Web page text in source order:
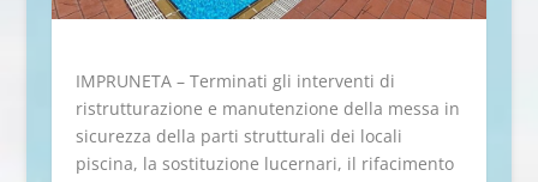
IMPRUNETA – Terminati gli interventi di
ristrutturazione e manutenzione della messa in
sicurezza della parti strutturali dei locali
piscina, la sostituzione lucernari, il rifacimento